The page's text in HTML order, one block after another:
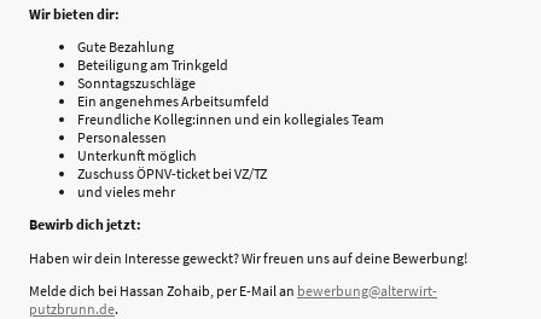
Wir bieten dir:
Gute Bezahlung
Beteiligung am Trinkgeld
Sonntagszuschläge
Ein angenehmes Arbeitsumfeld
Freundliche Kolleg:innen und ein kollegiales Team
Personalessen
Unterkunft möglich
Zuschuss ÖPNV-ticket bei VZ/TZ
und vieles mehr
Bewirb dich jetzt:
Haben wir dein Interesse geweckt? Wir freuen uns auf deine Bewerbung!
Melde dich bei Hassan Zohaib, per E-Mail an bewerbung@alterwirt-
putzbrunn.de.